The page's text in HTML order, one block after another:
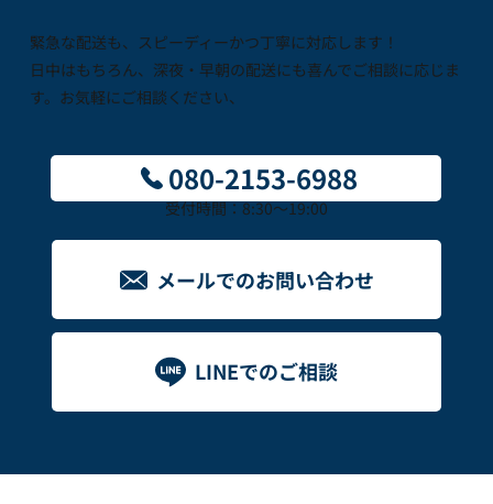
めます。
個人データの取扱いに関する責任者を設置するととも
に、整備した取扱方法に従って個人データが取り扱われ
ていることを責任者が確認します。また、当社は、法令
把握した場合の従業者から責任者に対する報告連絡体制
を整備します。さらに、個人データの取扱状況につい
て、責任者が定期的な点検を行います。
個人データの取扱いに関する留意事項について、従業員
の秘密保持に関する事項を就業規則に記載します。
個人データを取り扱うことのできる従業者及び本人以外
が容易に個人データを閲覧できない措置を実施します。
また、個人データを取り扱う機器、電子媒体及び書類等
の盗難又は紛失等を防止するため、個人データが記録さ
れた電子媒体又は個人データが記載された書類等を、施
緊急な配送も、スピーディーかつ丁寧に対応します！
日中はもちろん、深夜・早朝の配送にも喜んでご相談に応じま
す。お気軽にご相談ください、
080-2153-6988
受付時間：8:30～19:00
メールでのお問い合わせ
LINEでのご相談